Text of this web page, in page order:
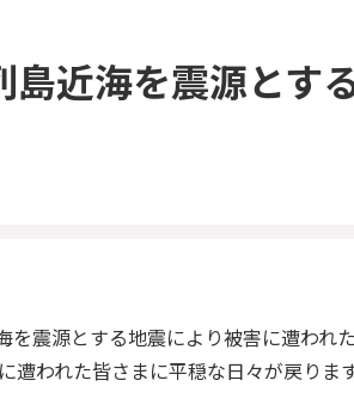
近海を震源とす
震源とする地震により被害に遭われ
遭われた皆さまに平穏な日々が戻りま